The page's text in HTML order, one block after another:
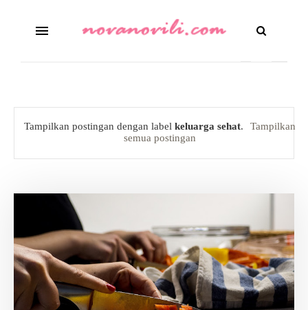
Tampilkan postingan dengan label keluarga sehat.
Tampilkan
semua postingan